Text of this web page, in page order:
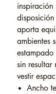
inspiración
aporta
ambientes
sin
vestir
Ancho